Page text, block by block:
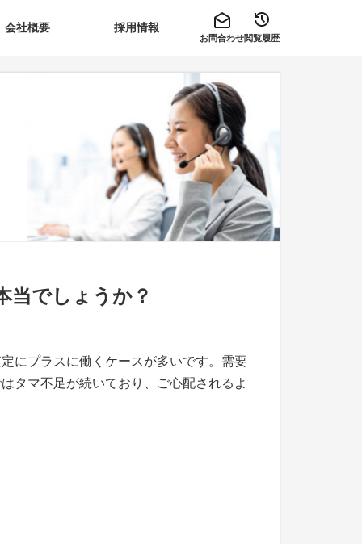
会社概要 採用情報
お問合わせ閲覧履歴
当でしょうか？
にプラスに働くケースが多いです。需要
タマ不足が続いており、ご心配されるよ